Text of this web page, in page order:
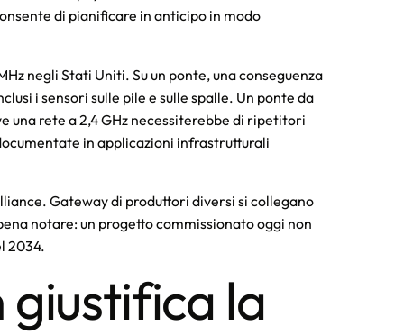
di pianificare in anticipo in modo
negli Stati Uniti. Su un ponte, una conseguenza
i sensori sulle pile e sulle spalle. Un ponte da
una rete a 2,4 GHz necessiterebbe di ripetitori
in applicazioni infrastrutturali
Gateway di produttori diversi si collegano
notare: un progetto commissionato oggi non
2034.
giustifica la